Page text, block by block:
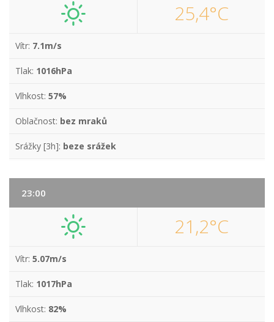
25,4°C
Vítr: 7.1m/s
Tlak: 1016hPa
Vlhkost: 57%
Oblačnost: bez mraků
Srážky [3h]: beze srážek
23:00
21,2°C
Vítr: 5.07m/s
Tlak: 1017hPa
Vlhkost: 82%